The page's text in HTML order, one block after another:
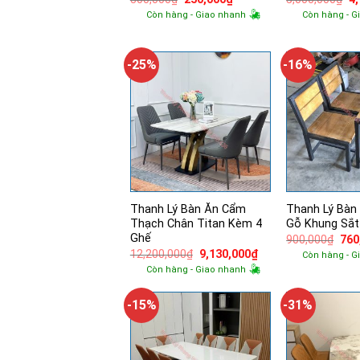
gốc
là:
hiện
tại
Còn hàng - Giao nhanh
là:
Còn hàng -
-25%
Thanh Lý Bàn Ăn Cẩm
Thạch Chân Titan Kèm 4
Ghế
12,200,000₫ Giá
gốc
là:
9,130,000₫Giá
hiện
tại
9,130,000₫.
Còn hàng - Giao nhanh
-16%
Thanh Lý
Gỗ Khung Sắt
900,000₫ Giá
gốc
là:
Còn hàng -
-15% -31%